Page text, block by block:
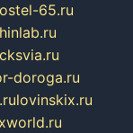
65.ru
doroga.ru
lovinskix.ru